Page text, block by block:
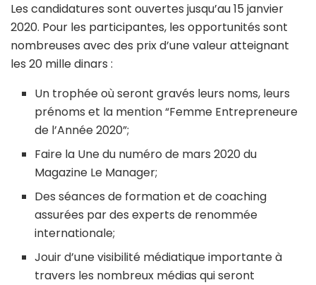
Les candidatures sont ouvertes jusqu’au 15 janvier
2020. Pour les participantes, les opportunités sont
nombreuses avec des prix d’une valeur atteignant
les 20 mille dinars :
Un trophée où seront gravés leurs noms, leurs
prénoms et la mention “Femme Entrepreneure
de l’Année 2020”;
Faire la Une du numéro de mars 2020 du
Magazine Le Manager;
Des séances de formation et de coaching
assurées par des experts de renommée
internationale;
Jouir d’une visibilité médiatique importante à
travers les nombreux médias qui seront